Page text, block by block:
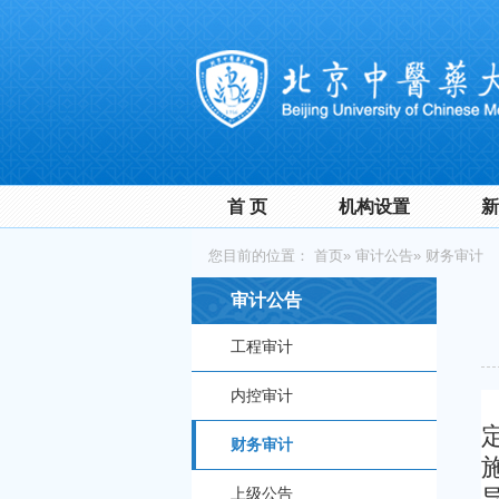
首 页 机构设置
您目前的位置： 首页» 审计公告» 财务审计
审计公告
工程审计
内控审计
财务审计
上级公告